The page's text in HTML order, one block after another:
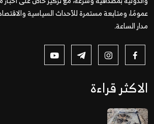
عمومًا، ومتابعة مستمرة للأحداث السياسية
مدار الساعة.
الاكثر قراءة